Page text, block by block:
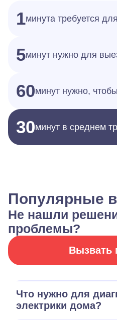
1минута требуется
5минут нужно для
60минут нужно,
30минут в среднем
Популярные
Не нашли
проблемы?
Вызвать
Что нужно для
электрики дома?